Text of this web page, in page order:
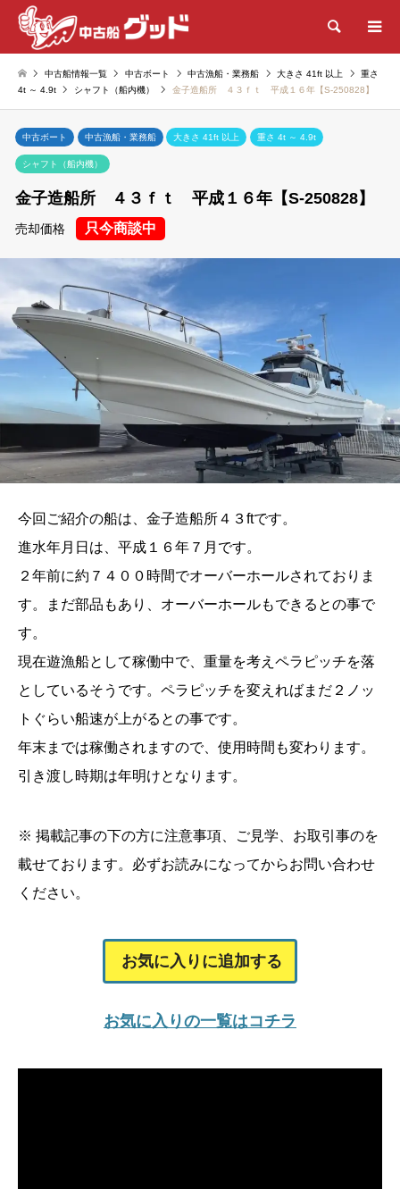
検索
中古船情報一覧 中古ボート 中古漁船・業務船 大きさ 41ft 以上
重さ
4t ～ 4.9t
シャフト（船内機） 金子造船所 ４３ｆｔ 平成１６年【S-250828】
中古ボート 中古漁船・業務船 大きさ 41ft 以上 重さ 4t ～ 4.9t
シャフト（船内機）
金子造船所 ４３ｆｔ 平成１６年【S-250828】
売却価格 只今商談中
今回ご紹介の船は、金子造船所４３ftです。
進水年月日は、平成１６年７月です。
２年前に約７４００時間でオーバーホールされておりま
す。まだ部品もあり、オーバーホールもできるとの事で
す。
現在遊漁船として稼働中で、重量を考えペラピッチを落
としているそうです。ペラピッチを変えればまだ２ノッ
トぐらい船速が上がるとの事です。
年末までは稼働されますので、使用時間も変わります。
引き渡し時期は年明けとなります。
※ 掲載記事の下の方に注意事項、ご見学、お取引事のを
載せております。必ずお読みになってからお問い合わせ
ください。
お気に入りに追加する
お気に入りの一覧はコチラ